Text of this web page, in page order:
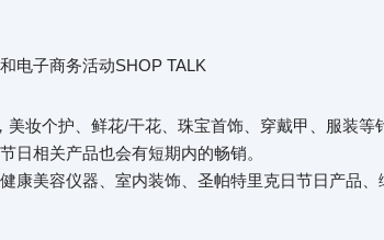
电子商务活动SHOP TALK
美妆个护、鲜花/干花、珠宝首饰、穿戴甲、服装
日相关产品也会有短期内的畅销。
康美容仪器、室内装饰、圣帕特里克日节日产品